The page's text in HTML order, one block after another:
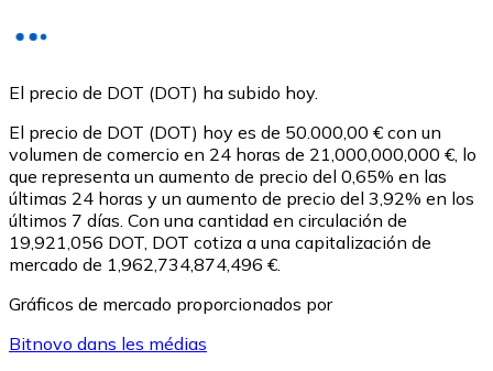
USDC
El precio de DOT (DOT) ha subido hoy.
El precio de DOT (DOT) hoy es de 50.000,00 € con un
volumen de comercio en 24 horas de 21,000,000,000 €, lo
que representa un aumento de precio del 0,65% en las
últimas 24 horas y un aumento de precio del 3,92% en los
últimos 7 días. Con una cantidad en circulación de
19,921,056 DOT, DOT cotiza a una capitalización de
mercado de 1,962,734,874,496 €.
Gráficos de mercado proporcionados por
Bitnovo dans les médias